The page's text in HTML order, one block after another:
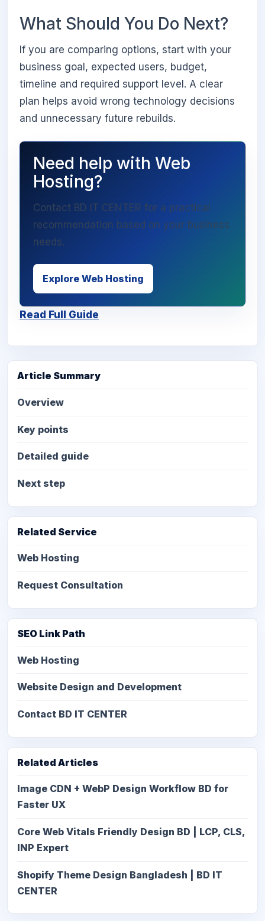
What Should You Do Next?
If you are comparing options, start with your
business goal, expected users, budget,
timeline and required support level. A clear
plan helps avoid wrong technology decisions
and unnecessary future rebuilds.
Need help with Web
Hosting?
Contact BD IT CENTER for a practical
recommendation based on your business
needs.
Explore Web Hosting
Read Full Guide
Article Summary
Overview
Key points
Detailed guide
Next step
Related Service
Web Hosting
Request Consultation
SEO Link Path
Web Hosting
Website Design and Development
Contact BD IT CENTER
Related Articles
Image CDN + WebP Design Workflow BD for
Faster UX
Core Web Vitals Friendly Design BD | LCP, CLS,
INP Expert
Shopify Theme Design Bangladesh | BD IT
CENTER